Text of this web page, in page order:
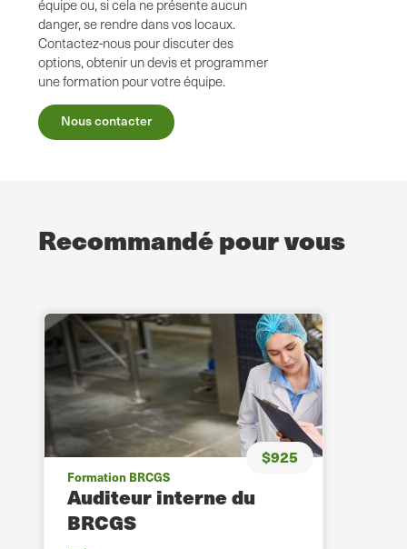
équipe ou, si cela ne présente aucun
danger, se rendre dans vos locaux.
Contactez-nous pour discuter des
options, obtenir un devis et programmer
une formation pour votre équipe.
Nous contacter
Recommandé pour vous
$925
Formation BRCGS
Auditeur interne du
BRCGS